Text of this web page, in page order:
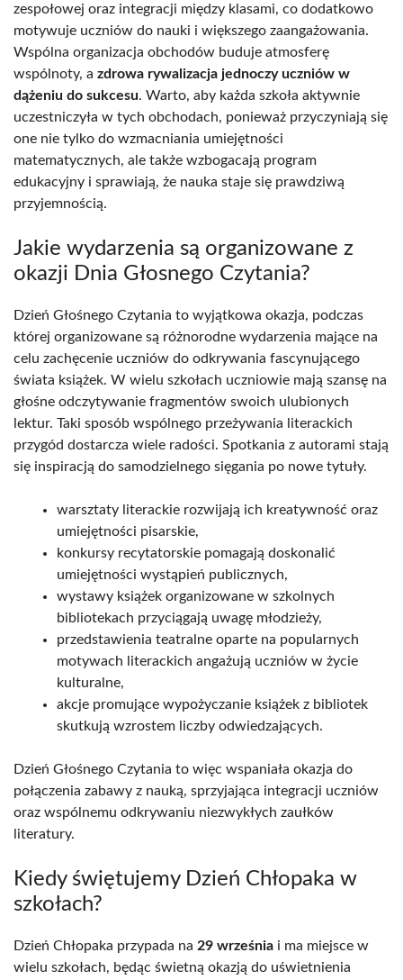
zespołowej oraz integracji między klasami, co dodatkowo
motywuje uczniów do nauki i większego zaangażowania.
Wspólna organizacja obchodów buduje atmosferę
wspólnoty, a zdrowa rywalizacja jednoczy uczniów w
dążeniu do sukcesu. Warto, aby każda szkoła aktywnie
uczestniczyła w tych obchodach, ponieważ przyczyniają się
one nie tylko do wzmacniania umiejętności
matematycznych, ale także wzbogacają program
edukacyjny i sprawiają, że nauka staje się prawdziwą
przyjemnością.
Jakie wydarzenia są organizowane z
okazji Dnia Głosnego Czytania?
Dzień Głośnego Czytania to wyjątkowa okazja, podczas
której organizowane są różnorodne wydarzenia mające na
celu zachęcenie uczniów do odkrywania fascynującego
świata książek. W wielu szkołach uczniowie mają szansę na
głośne odczytywanie fragmentów swoich ulubionych
lektur. Taki sposób wspólnego przeżywania literackich
przygód dostarcza wiele radości. Spotkania z autorami stają
się inspiracją do samodzielnego sięgania po nowe tytuły.
warsztaty literackie rozwijają ich kreatywność oraz
umiejętności pisarskie,
konkursy recytatorskie pomagają doskonalić
umiejętności wystąpień publicznych,
wystawy książek organizowane w szkolnych
bibliotekach przyciągają uwagę młodzieży,
przedstawienia teatralne oparte na popularnych
motywach literackich angażują uczniów w życie
kulturalne,
akcje promujące wypożyczanie książek z bibliotek
skutkują wzrostem liczby odwiedzających.
Dzień Głośnego Czytania to więc wspaniała okazja do
połączenia zabawy z nauką, sprzyjająca integracji uczniów
oraz wspólnemu odkrywaniu niezwykłych zaułków
literatury.
Kiedy świętujemy Dzień Chłopaka w
szkołach?
Dzień Chłopaka przypada na 29 września i ma miejsce w
wielu szkołach, będąc świetną okazją do uświetnienia